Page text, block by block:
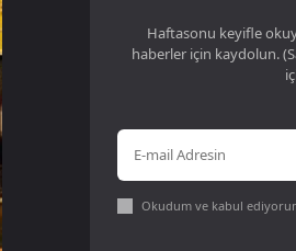
Haftasonu keyifle
haberler için kaydolun.
Okudum ve kabul